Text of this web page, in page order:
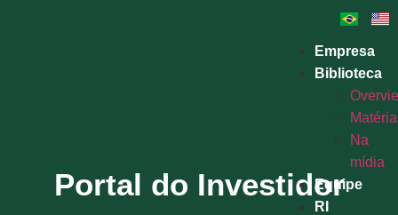
Empresa
Biblioteca
Na
mídia
Equipe
RI
Portal do Investidor